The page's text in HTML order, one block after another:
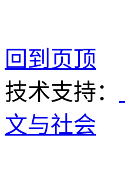
回到页顶
技术支持：
文与社会